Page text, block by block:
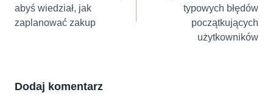
abyś wiedział, jak
zaplanować zakup
typowych błędów
początkujących
użytkowników
Dodaj komentarz